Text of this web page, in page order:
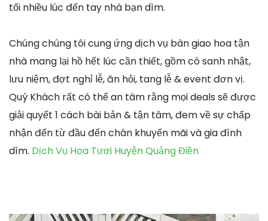
tối nhiều lúc đến tay nhà bạn dìm.
Chúng chúng tôi cung ứng dịch vụ bàn giao hoa tận
nhà mang lại hồ hết lúc cần thiết, gồm có sanh nhật,
lưu niệm, đợt nghỉ lễ, ăn hỏi, tang lễ & event đơn vị.
Quý Khách rất có thể an tâm rằng mọi deals sẽ được
giải quyết 1 cách bài bản & tận tâm, đem về sự chấp
nhận đến từ đầu đến chân khuyến mãi và gia đình
dìm. Dịch Vụ Hoa Tươi Huyện Quảng Điền